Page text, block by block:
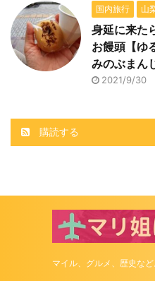
国内旅行 山
身延に来た
お饅頭【ゆ
みのぶまん
2021/9/30
購読する
マイル、グルメ、歴史な